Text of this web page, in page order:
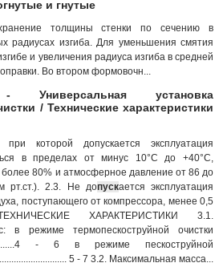
и гнутые
толщины стенки по сечению в
радиусах изгиба. Для уменьшения смятия
и увеличения радиуса изгиба в средней
Во втором формовочн...
установка
/ Технические характеристики
при которой допускается эксплуатация
в пределах от минус 10°С до +40°С,
80% и атмосферное давление от 86 до
рт.ст.). 2.3. Не допускается эксплуатация
поступающего от компрессора, менее 0,5
ХАРАКТЕРИСТИКИ 3.1.
в режиме термопескоструйной очистки
- 6 в режиме пескоструйной
5 - 7 3.2. Максимальная масса...